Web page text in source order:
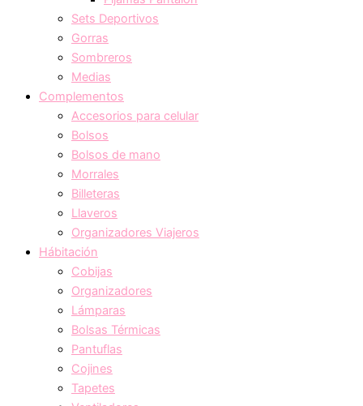
Sets Deportivos
Gorras
Sombreros
Medias
Complementos
Accesorios para celular
Bolsos
Bolsos de mano
Morrales
Billeteras
Llaveros
Organizadores Viajeros
Hábitación
Cobijas
Organizadores
Lámparas
Bolsas Térmicas
Pantuflas
Cojines
Tapetes